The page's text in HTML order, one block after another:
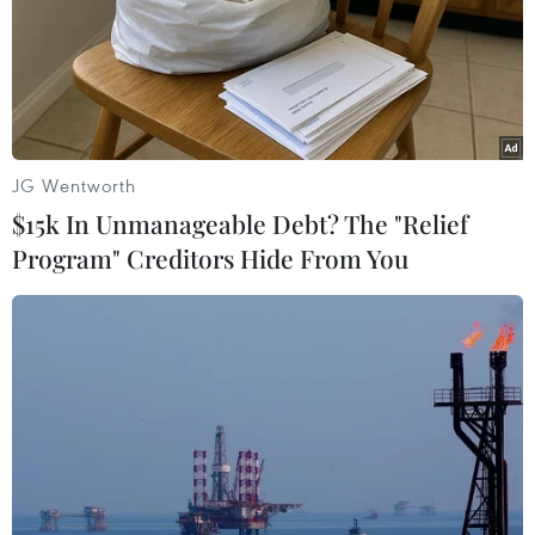
nền tảng P2P Lending như đề cập ở trên, Ngân
hàng Nhà nước khuyến cáo người dân, doanh
nghiệp nên tìm hiểu kỹ thông tin, thận trọng
khi tham gia các nền tảng P2P Lending, Ngân
hàng Nhà nước cũng khuyến khích người dân,
doanh nghiệp tiếp cận vốn qua kênh tín dụng
ngân hàng.
động tiền tệ - ngân hàng, thời gian qua, Ngân
hàng Nhà nước đã ban hành các văn bản quy
phạm pháp luật, yêu cầu các tổ chức tín dụng,
chi nhánh ngân hàng nước ngoài công bố công
khai, minh bạch quy trình, tiêu chuẩn chất
lượng, thủ tục cung cấp sản phẩm, dịch vụ, biểu
phí, lãi suất, tăng cường cải cách thủ tục hành
JG Wentworth
$15k In Unmanageable Debt? The "Relief
Program" Creditors Hide From You